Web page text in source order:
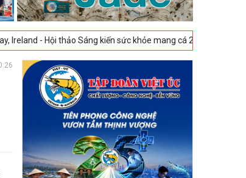
thảo Sáng kiến sức khỏe mang cá 2025 -23-04-2025